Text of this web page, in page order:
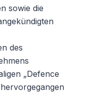
sowie die
des
„Defence